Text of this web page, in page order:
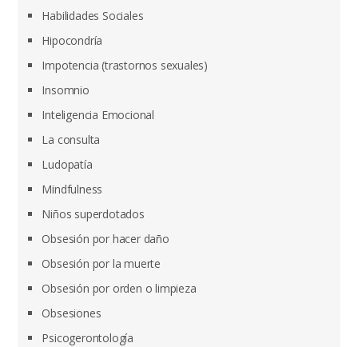
Habilidades Sociales
Hipocondría
Impotencia (trastornos sexuales)
Insomnio
Inteligencia Emocional
La consulta
Ludopatía
Mindfulness
Niños superdotados
Obsesión por hacer daño
Obsesión por la muerte
Obsesión por orden o limpieza
Obsesiones
Psicogerontología